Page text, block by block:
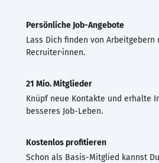
Persönliche Job-Angebote
Lass Dich finden von Arbeitgebern
Recruiter·innen.
21 Mio. Mitglieder
Knüpf neue Kontakte und erhalte
besseres Job-Leben.
Kostenlos profitieren
Schon als Basis-Mitglied kannst